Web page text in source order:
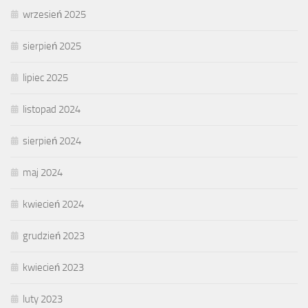
wrzesień 2025
sierpień 2025
lipiec 2025
listopad 2024
sierpień 2024
maj 2024
kwiecień 2024
grudzień 2023
kwiecień 2023
luty 2023